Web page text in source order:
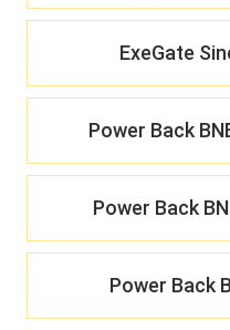
ExeGate
Power Back
Power Back
Power Back